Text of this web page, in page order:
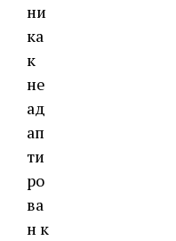
ни
ка
к
не
ад
ап
ти
ро
ва
н к